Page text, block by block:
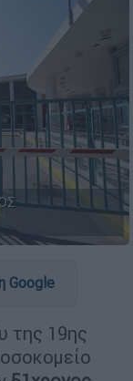
Google
της 19ης